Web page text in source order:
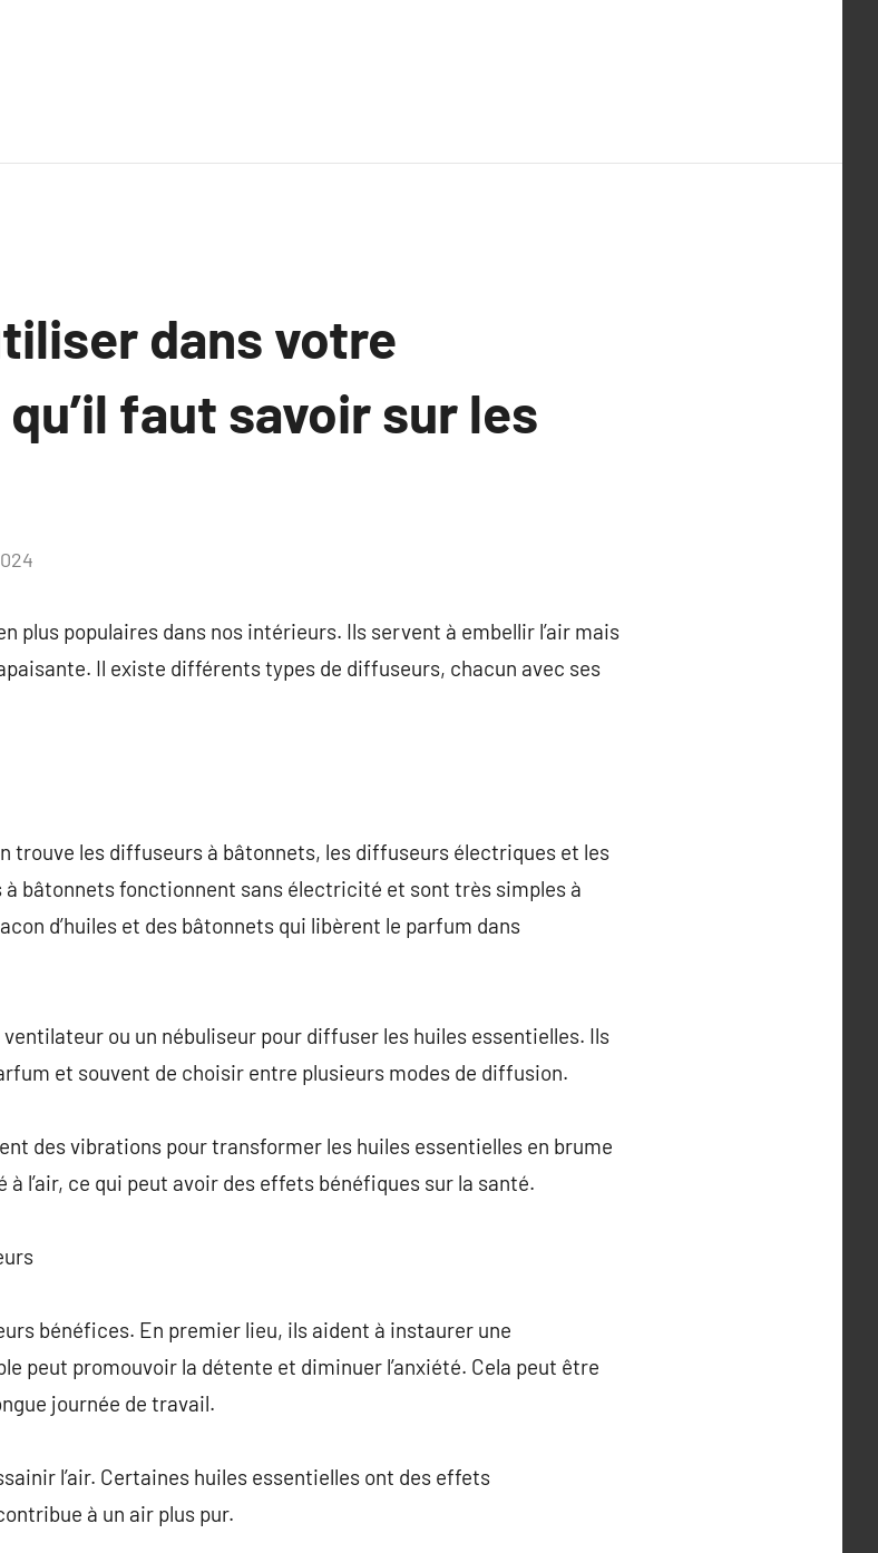
dans votre
faut savoir sur les
plus populaires dans nos intérieurs. Ils servent à embellir l’air mais
Il existe différents types de diffuseurs, chacun avec ses
trouve les diffuseurs à bâtonnets, les diffuseurs électriques et les
bâtonnets fonctionnent sans électricité et sont très simples à
d’huiles et des bâtonnets qui libèrent le parfum dans
ou un nébuliseur pour diffuser les huiles essentielles. Ils
et souvent de choisir entre plusieurs modes de diffusion.
des vibrations pour transformer les huiles essentielles en brume
l’air, ce qui peut avoir des effets bénéfiques sur la santé.
bénéfices. En premier lieu, ils aident à instaurer une
peut promouvoir la détente et diminuer l’anxiété. Cela peut être
journée de travail.
l’air. Certaines huiles essentielles ont des effets
à un air plus pur.